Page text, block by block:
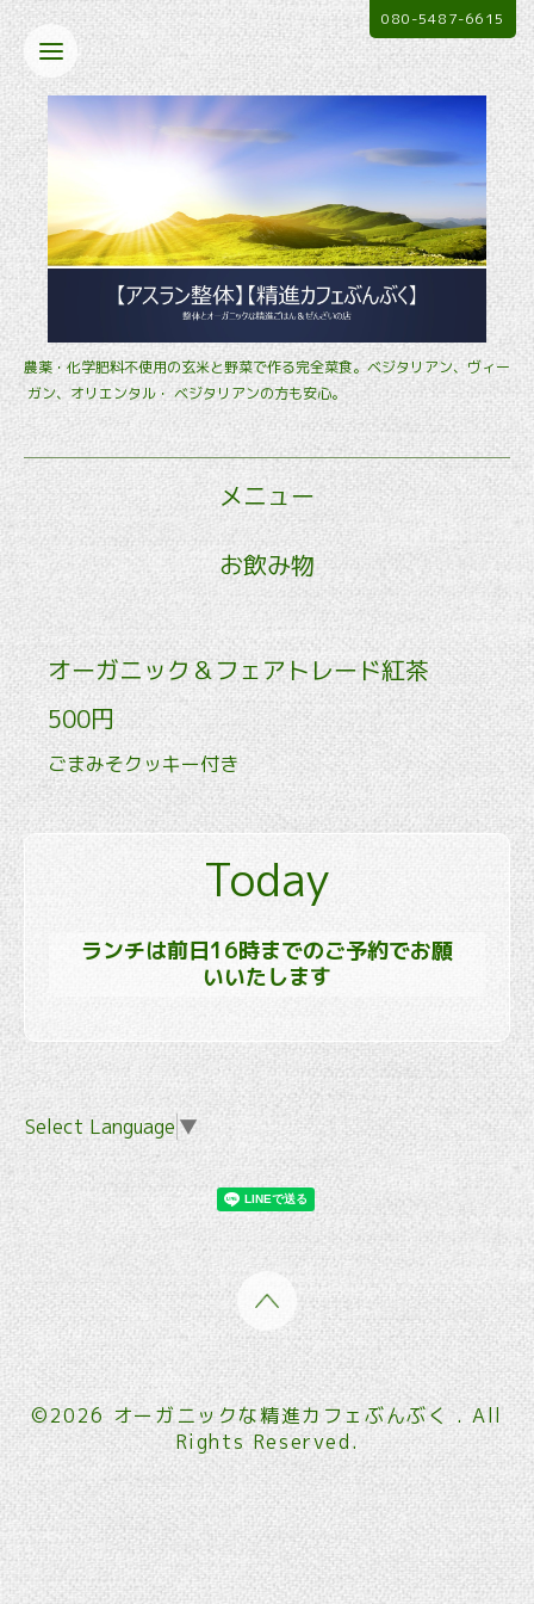
農薬・化学肥料不使用の玄米と野菜で作る完全菜食。ベジタリアン、ヴィー
ガン、オリエンタル・ ベジタリアンの方も安心。
080-5487-6615
メニュー
お飲み物
オーガニック＆フェアトレード紅茶
500円
ごまみそクッキー付き
Today
ランチは前日16時までのご予約でお願
いいたします
Select Language ▼
©2026 オーガニックな精進カフェぶんぶく. All
Rights Reserved.